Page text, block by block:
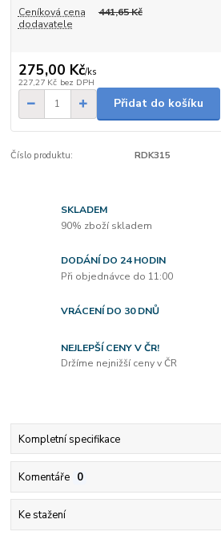
Ceníková cena
dodavatele
441,65 Kč
275,00 Kč/ks
227,27 Kč bez DPH
Přidat do košíku
Číslo produktu: RDK315
SKLADEM
90% zboží skladem
DODÁNÍ DO 24 HODIN
Při objednávce do 11:00
VRÁCENÍ DO 30 DNŮ
NEJLEPŠÍ CENY V ČR!
Držíme nejnižší ceny v ČR
Kompletní specifikace
Komentáře 0
Ke stažení